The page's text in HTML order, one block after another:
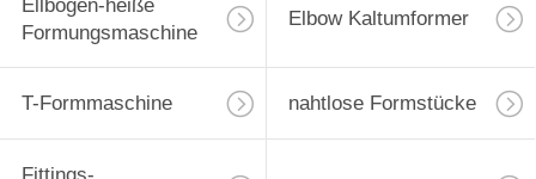
Ellbogen-heiße
Formungsmaschine
Elbow Kaltumformer
T-Formmaschine nahtlose Formstücke